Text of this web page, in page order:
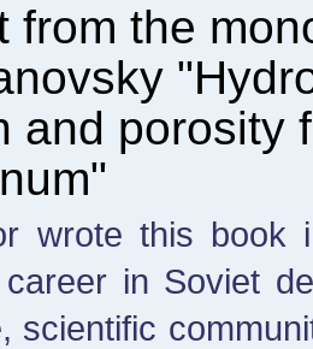
from the
and porosity
wrote this book
in Soviet
scientific